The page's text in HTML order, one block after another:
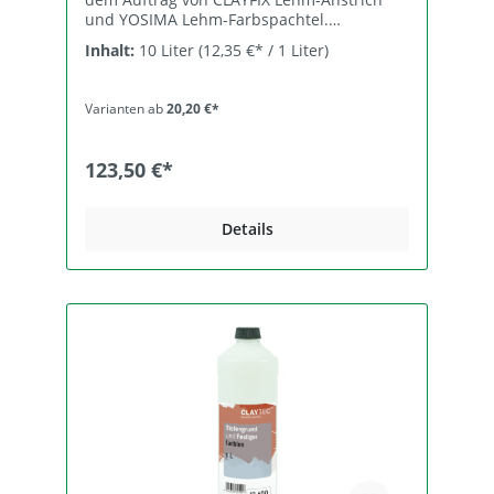
und YOSIMA Lehm-Farbspachtel.
Untergründe sind Lehmputze und andere
nach Bedarf. Die WEISSE stellt sicher, dass
angelöst und vermischt wird. Für spätere
Wiederholungsanstriche wird eine feste
Kalksteinmehl, Wasser, Wasserglas, Ton,
Dispersion < 5% (Verbesserung der
Anwendungssicherheit), Perlite,
Cellulosefasern, Methylcellulose, Xanthan.
10 l-Eimer, 24 Eimer/Pal, ﬂüssig, für ca. 100
Eimer, ﬂüssig, für ca. 10m2. Lagerung Die
Lagerung in geschlossenen Gebinden ist
wieder fest verschließen. Aufbereitung In
der Regel unverdünnt gründlich
aufquirlen, eine Wasserzugabe bis 5% ist
Inhalt: 10 Liter (12,35 €* / 1 Liter)
Varianten ab20,20 €*
123,50 €*
Details